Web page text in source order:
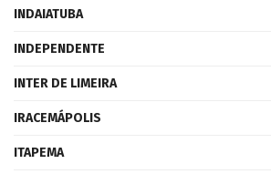
INDAIATUBA
INDEPENDENTE
INTER DE LIMEIRA
IRACEMÁPOLIS
ITAPEMA